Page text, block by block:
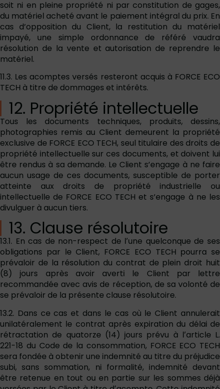
soit ni en pleine propriété ni par constitution de gages,
du matériel acheté avant le paiement intégral du prix. En
cas d’opposition du Client, la restitution du matériel
impayé, une simple ordonnance de référé vaudra
résolution de la vente et autorisation de reprendre le
matériel.
11.3. Les acomptes versés resteront acquis à FORCE ECO
TECH à titre de dommages et intérêts.
12. Propriété intellectuelle
Tous les documents techniques, produits, dessins,
photographies remis au Client demeurent la propriété
exclusive de FORCE ECO TECH, seul titulaire des droits de
propriété intellectuelle sur ces documents, et doivent lui
être rendus à sa demande. Le Client s’engage à ne faire
aucun usage de ces documents, susceptible de porter
atteinte aux droits de propriété industrielle ou
intellectuelle de FORCE ECO TECH et s’engage à ne les
divulguer à aucun tiers.
13. Clause résolutoire
13.1. En cas de non-respect de lʼune quelconque de ses
obligations par le Client, FORCE ECO TECH pourra se
prévaloir de la résolution du contrat de plein droit huit
(8) jours après avoir averti le Client par lettre
recommandée avec avis de réception, de sa volonté de
se prévaloir de la présente clause résolutoire.
13.2. Dans ce cas et dans le cas où le Client annulerait
unilatéralement le contrat après expiration du délai de
rétractation de quatorze (14) jours prévu à lʼarticle L.
221-18 du Code de la consommation, FORCE ECO TECH
sera fondée à obtenir une indemnité au titre du préjudice
subi, sans sommation, ni formalité, indemnité devant
être retenue en tout ou en partie sur les sommes déjà